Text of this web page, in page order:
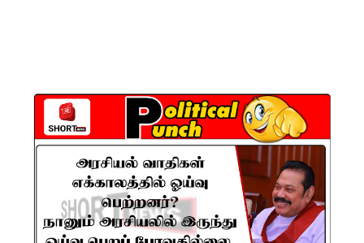
அலியின்
கதை நூல்
வெளியீடு!